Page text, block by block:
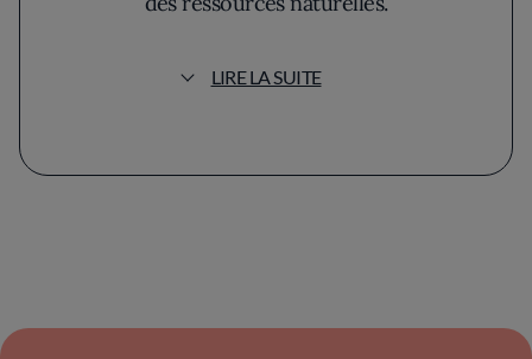
habille l'espace de ses teintes douces, Bloom
pour créer un refuge accueillant, où la nature
avec leur riz croustillant, agrémenté d'une
LIRE LA SUITE